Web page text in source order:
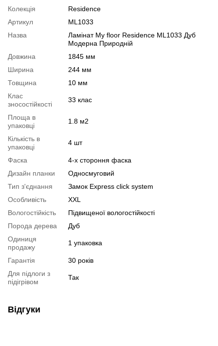
Колекція
Residence
Артикул
ML1033
Назва
Ламінат My floor Residence ML1033 Дуб
Модерна Природній
Довжина
1845 мм
Ширина
244 мм
Товщина
10 мм
Клас
зносостійкості
33 клас
Площа в
упаковці
1.8 м2
Кількість в
упаковці
4 шт
Фаска
4-х стороння фаска
Дизайн планки
Односмуговий
Тип з'єднання
Замок Express click system
Особливість
XXL
Вологостійкість
Підвищеної вологостійкості
Порода дерева
Дуб
Одиниця
продажу
1 упаковка
Гарантія
30 років
Для підлоги з
підігрівом
Так
Відгуки